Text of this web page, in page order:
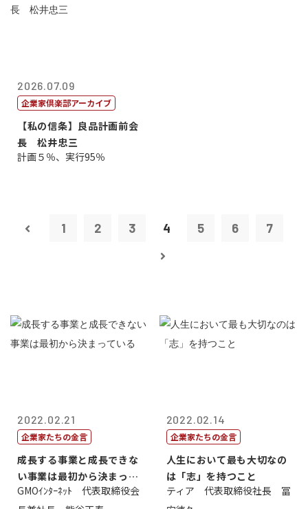
2026.07.09
企業家倶楽部アーカイブ
【私の信条】良品計画前会
長 松井忠三
計画５％、実行95％
1 2 3 4 5 6 7
2022.02.21
企業家たちの金言
成長する事業と成長できな
い事業は最初から決まって
いる
GMOｲﾝﾀｰﾈｯﾄ 代表取締役会
2022.02.14
企業家たちの金言
人生において最も大切なの
は「志」を持つこと
ティア 代表取締役社長 冨